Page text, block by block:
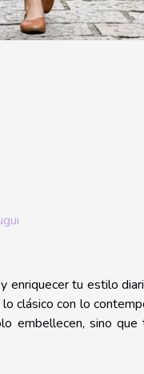
enriquecer tu estilo
clásico con lo
embellecen, sino que